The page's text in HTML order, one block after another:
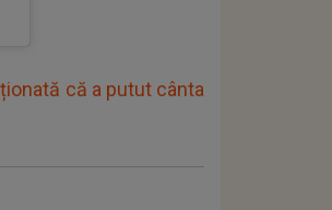
că a putut cânta